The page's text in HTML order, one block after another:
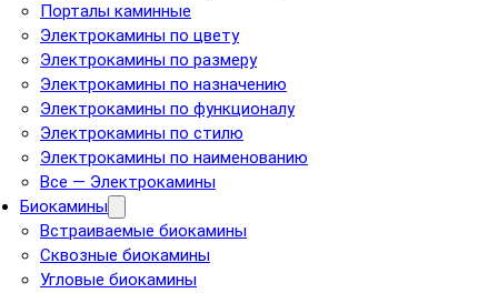
Порталы каминные
Электрокамины по цвету
Электрокамины по размеру
Электрокамины по назначению
Электрокамины по функционалу
Электрокамины по стилю
Электрокамины по наименованию
Все — Электрокамины
Биокамины
Встраиваемые биокамины
Сквозные биокамины
Угловые биокамины